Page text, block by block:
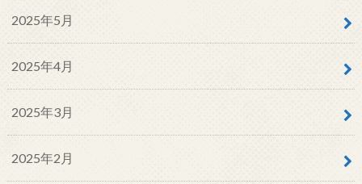
2025年5月
2025年4月
2025年3月
2025年2月